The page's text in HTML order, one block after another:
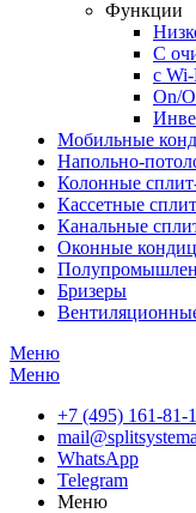
Функции
С
с
On/
Мобильные
Напольно-
Колонные
Кассетные
Канальные
Оконные
Бризеры
Меню
Меню
+7 (495) 161-81-
WhatsApp
Telegram
Меню